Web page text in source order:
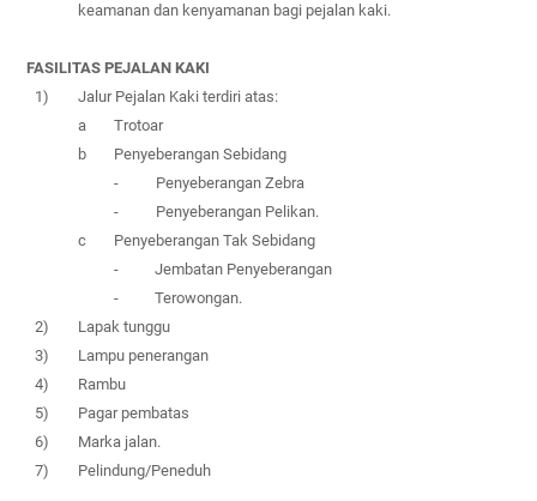
keamanan dan kenyamanan bagi pejalan kaki.
FASILITAS PEJALAN KAKI
1)
Jalur Pejalan Kaki terdiri atas:
a
Trotoar
b
Penyeberangan Sebidang
-
Penyeberangan Zebra
-
Penyeberangan Pelikan.
c
Penyeberangan Tak Sebidang
-
Jembatan Penyeberangan
-
Terowongan.
2)
Lapak tunggu
3)
Lampu penerangan
4)
Rambu
5)
Pagar pembatas
6)
Marka jalan.
7)
Pelindung/Peneduh